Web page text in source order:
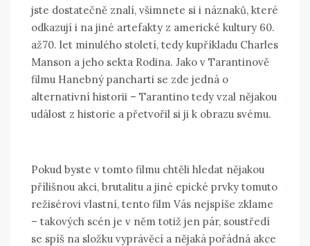
jste dostatečně znalí, všimnete si i náznaků, které
odkazují i na jiné artefakty z americké kultury 60.
až70. let minulého století, tedy kupříkladu Charles
Manson a jeho sekta Rodina. Jako v Tarantinově
filmu Hanebný pancharti se zde jedná o
alternativní historii – Tarantino tedy vzal nějakou
událost z historie a přetvořil si ji k obrazu svému.
Pokud byste v tomto filmu chtěli hledat nějakou
přílišnou akci, brutalitu a jiné epické prvky tomuto
režisérovi vlastní, tento film Vás nejspíše zklame
– takových scén je v něm totiž jen pár, soustředí
se spíš na složku vyprávěcí a nějaká pořádná akce